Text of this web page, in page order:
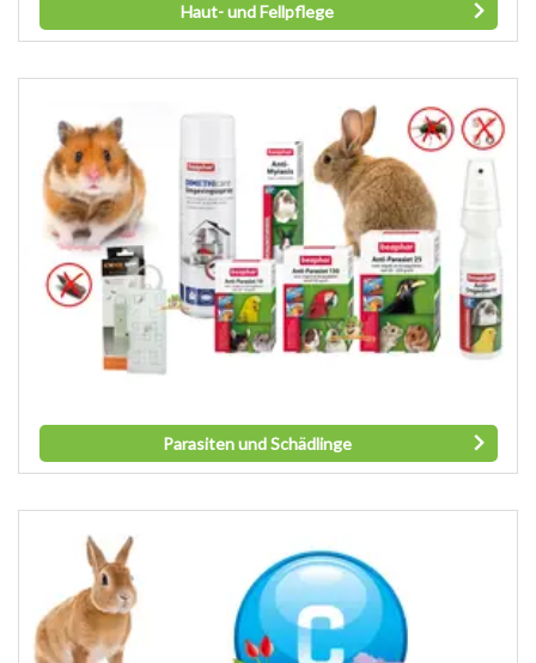
Haut- und Fellpflege
Parasiten und Schädlinge